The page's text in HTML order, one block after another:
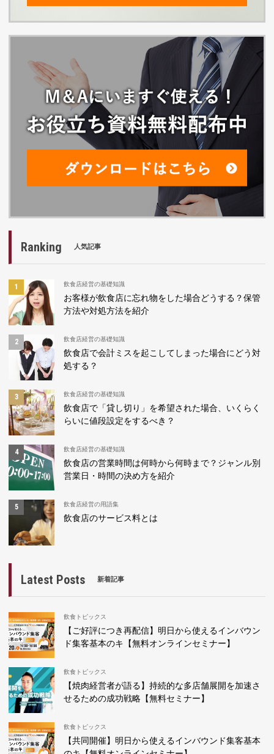
Ranking 人気記事
飲食店経営の基礎知識
お客様が飲食店に忘れ物をした場合どうする？保管
方法や対処方法を紹介
飲食店経営の基礎知識
飲食店で会計ミスを起こしてしまった場合にどう対
処する？
飲食店経営の基礎知識
飲食店で「貸し切り」を希望された場合、いくらく
らいに値段設定をするべき？
飲食店経営の基礎知識
飲食店の営業時間は何時から何時まで？ジャンル別
営業日・時間の決め方を紹介
飲食店経営の用語集
飲食店のサービス料とは
Latest Posts 新着記事
飲食トピックス
【ご好評につき再配信】明日から使えるインバウン
ド集客基本のキ【無料オンラインセミナー】
飲食トピックス
【焼肉経営者が語る】持続的な多店舗展開を加速さ
せるための成功戦略【無料セミナー】
飲食トピックス
【共同開催】明日から使えるインバウンド集客基本